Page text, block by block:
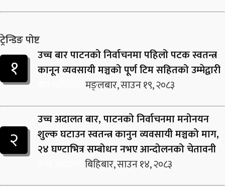
ट्रेन्डिङ पोष्ट
१
उच्च बार पाटनको निर्वाचनमा पहिलो पटक स्वतन्त्र
कानून व्यवसायी मञ्चको पूर्ण टिम सहितको उम्मेद्वारी
मङ्लबार, साउन १९, २०८३
२
उच्च अदालत बार, पाटनको निर्वाचनमा मनोनयन
शुल्क घटाउन स्वतन्त्र कानुन व्यवसायी मञ्चको माग,
२४ घण्टाभित्र सम्बोधन नभए आन्दोलनको चेतावनी
बिहिबार, साउन १४, २०८३